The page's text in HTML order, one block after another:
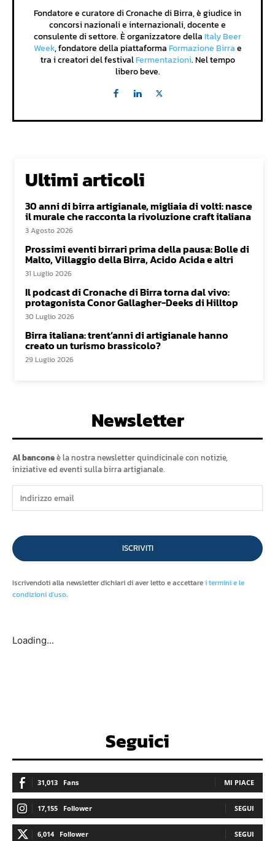
Fondatore e curatore di Cronache di Birra, è giudice in
concorsi nazionali e internazionali, docente e
consulente di settore. È organizzatore della Italy Beer
Week, fondatore della piattaforma Formazione Birrae
tra i creatori del festivalFermentazioni. Nel tempo
libero beve.
Ultimi articoli
30 anni di birra artigianale, migliaia di volti: nasce
il murale che racconta la rivoluzione craft italiana
3 Agosto 2026
Prossimi eventi birrari prima della pausa: Bolle di
Malto, Villaggio della Birra, Acido Acida e altri
31 Luglio 2026
Il podcast di Cronache di Birra torna dal vivo:
protagonista Conor Gallagher-Deeks di Hilltop
30 Luglio 2026
Birra italiana: trent’anni di artigianale hanno
creato un turismo brassicolo?
29 Luglio 2026
Newsletter
Al banconeè la nostra newsletter quindicinale con notizie,
iniziative ed eventi sulla birra artigianale.
ISCRIVITI
Iscrivendoti alla newsletter dichiari di aver letto e accettarei termini e le
condizioni d'uso.
Loading...
Seguici
31,013 Fans MI PIACE
17,155 Follower SEGUI
6,014 Follower SEGUI